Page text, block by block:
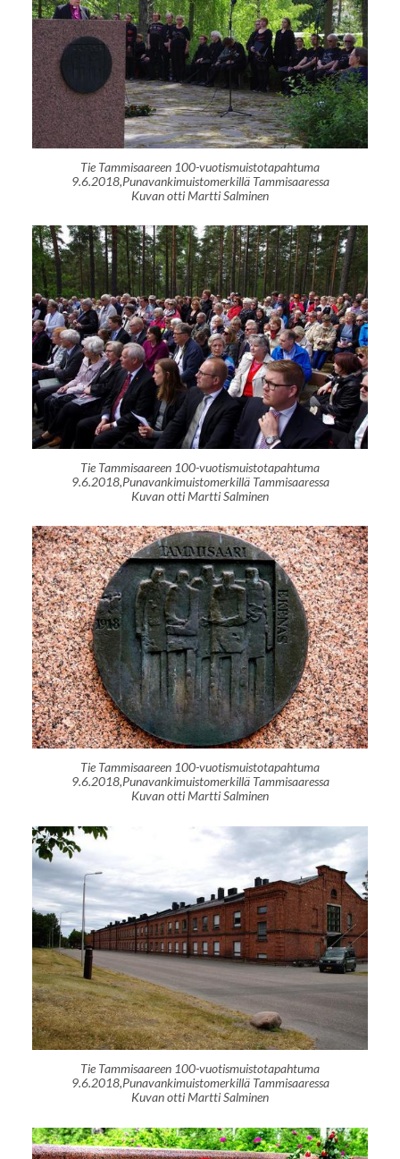
Tie Tammisaareen 100-vuotismuistotapahtuma
9.6.2018,Punavankimuistomerkillä Tammisaaressa
Kuvan otti Martti Salminen
Tie Tammisaareen 100-vuotismuistotapahtuma
9.6.2018,Punavankimuistomerkillä Tammisaaressa
Kuvan otti Martti Salminen
Tie Tammisaareen 100-vuotismuistotapahtuma
9.6.2018,Punavankimuistomerkillä Tammisaaressa
Kuvan otti Martti Salminen
Tie Tammisaareen 100-vuotismuistotapahtuma
9.6.2018,Punavankimuistomerkillä Tammisaaressa
Kuvan otti Martti Salminen